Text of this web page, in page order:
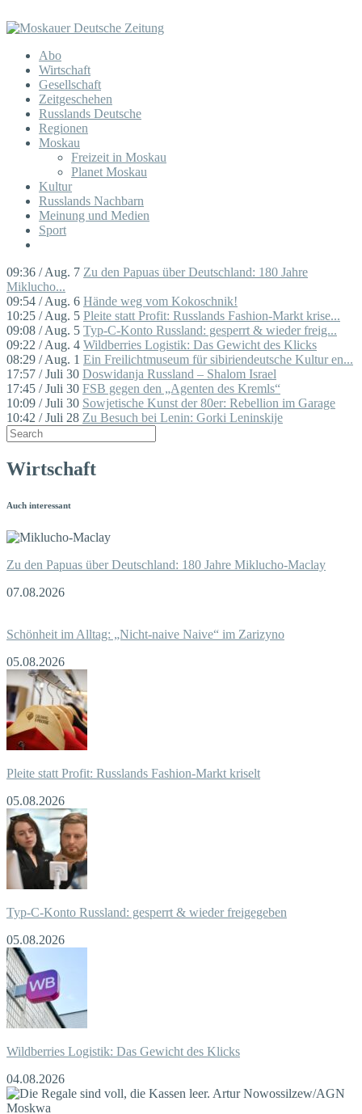
Abo
Wirtschaft
Gesellschaft
Zeitgeschehen
Russlands Deutsche
Regionen
Moskau
Freizeit in Moskau
Planet Moskau
Kultur
Russlands Nachbarn
Meinung und Medien
Sport
09:36 / Aug. 7 Zu den Papuas über Deutschland: 180 Jahre
Miklucho...
09:54 / Aug. 6 Hände weg vom Kokoschnik!
10:25 / Aug. 5 Pleite statt Profit: Russlands Fashion-Markt krise...
09:08 / Aug. 5 Typ-C-Konto Russland: gesperrt & wieder freig...
09:22 / Aug. 4 Wildberries Logistik: Das Gewicht des Klicks
08:29 / Aug. 1 Ein Freilichtmuseum für sibiriendeutsche Kultur en...
17:57 / Juli 30 Doswidanja Russland – Shalom Israel
17:45 / Juli 30 FSB gegen den „Agenten des Kremls“
10:09 / Juli 30 Sowjetische Kunst der 80er: Rebellion im Garage
10:42 / Juli 28 Zu Besuch bei Lenin: Gorki Leninskije
Wirtschaft
Auch interessant
Zu den Papuas über Deutschland: 180 Jahre Miklucho-Maclay
07.08.2026
Schönheit im Alltag: „Nicht-naive Naive“ im Zarizyno
05.08.2026
Pleite statt Profit: Russlands Fashion-Markt kriselt
05.08.2026
Typ-C-Konto Russland: gesperrt & wieder freigegeben
05.08.2026
Wildberries Logistik: Das Gewicht des Klicks
04.08.2026